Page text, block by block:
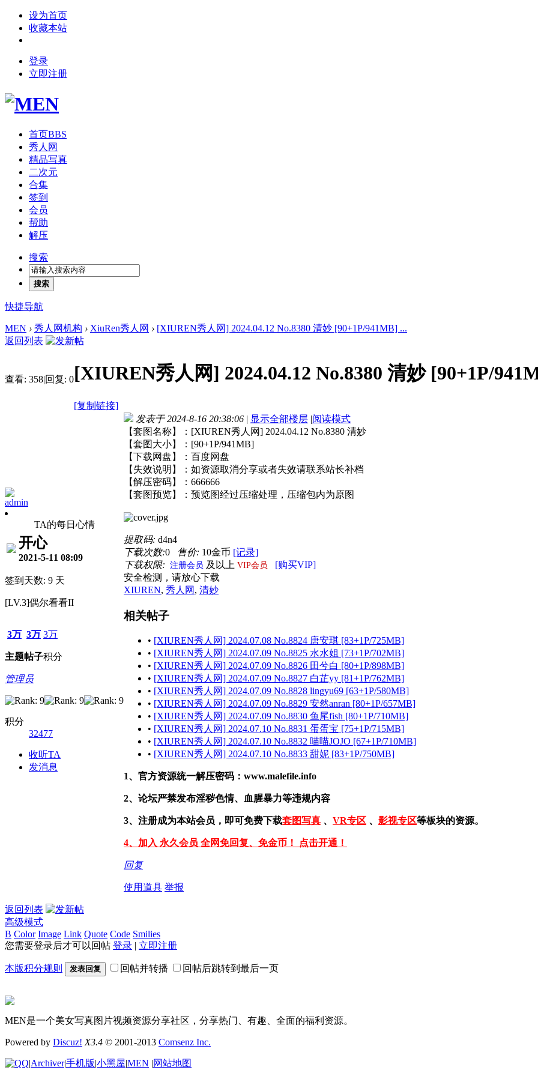
设为首页
收藏本站
登录
立即注册
首页BBS
秀人网
精品写真
二次元
合集
签到
会员
帮助
解压
搜索
搜索
快捷导航
MEN › 秀人网机构 › XiuRen秀人网 › [XIUREN秀人网] 2024.04.12 No.8380 清妙 [90+1P/941MB] ...
返回列表
查看: 358|回复: 0[XIUREN秀人网] 2024.04.12 No.8380 清妙 [90+1P/
[复制链接]
admin
TA的每日心情
开心
2021-5-11 08:09
签到天数: 9 天
[LV.3]偶尔看看II
3万
主题
3万
帖子
3万
积分
管理员
积分
32477
收听TA
发消息
发表于 2024-8-16 20:38:06 | 显示全部楼层 |阅读模式
【套图名称】：[XIUREN秀人网] 2024.04.12 No.8380 清妙
【套图大小】：[90+1P/941MB]
【下载网盘】：百度网盘
【失效说明】：如资源取消分享或者失效请联系站长补档
【解压密码】：666666
【套图预览】：预览图经过压缩处理，压缩包内为原图
提取码: d4n4
下载次数:0 售价: 10金币 [记录]
下载权限: 注册会员 及以上 VIP会员
[购买VIP]
安全检测，请放心下载
XIUREN, 秀人网 , 清妙
相关帖子
• [XIUREN秀人网] 2024.07.08 No.8824 唐安琪 [83+1P/725MB]
• [XIUREN秀人网] 2024.07.09 No.8825 水水姐 [73+1P/702MB]
• [XIUREN秀人网] 2024.07.09 No.8826 田兮白 [80+1P/898MB]
• [XIUREN秀人网] 2024.07.09 No.8827 白芷yy [81+1P/762MB]
• [XIUREN秀人网] 2024.07.09 No.8828 lingyu69 [63+1P/580MB]
• [XIUREN秀人网] 2024.07.09 No.8829 安然anran [80+1P/657MB]
• [XIUREN秀人网] 2024.07.09 No.8830 鱼尾fish [80+1P/710MB]
• [XIUREN秀人网] 2024.07.10 No.8831 蛋蛋宝 [75+1P/715MB]
• [XIUREN秀人网] 2024.07.10 No.8832 喵喵JOJO [67+1P/710MB]
• [XIUREN秀人网] 2024.07.10 No.8833 甜妮 [83+1P/750MB]
1、官方资源统一解压密码：www.malefile.info
2、论坛严禁发布淫秽色情、血腥暴力等违规内容
3、注册成为本站会员，即可免费下载套图写真 、 VR专区 、 影视专区等板块的资源。
4、加入 永久会员 全网免回复、免金币！ 点击开通！
回复
使用道具 举报
返回列表
高级模式
B Color Image Link Quote Code Smilies
您需要登录后才可以回帖 登录 | 立即注册
本版积分规则 发表回复 回帖并转播 回帖后跳转到最后一页
MEN是一个美女写真图片视频资源分享社区，分享热门、有趣、全面的福利资源。
Powered by Discuz! X3.4 © 2001-2013 Comsenz Inc.
|Archiver|手机版|小黑屋|MEN |网站地图